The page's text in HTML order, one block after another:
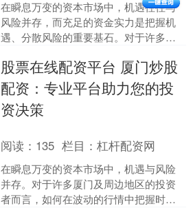
在瞬息万变的资本市场中，机遇往往与
风险并存，而充足的资金实力是把握机
遇、分散风险的重要基石。对于许多敏
限于自有资金时，专业的股....
股票在线配资平台 厦门炒股
配资：专业平台助力您的投
资决策
阅读： 135 栏目：杠杆配资网
在瞬息万变的资本市场中，机遇与风险
并存。对于许多厦门及周边地区的投资
者而言，如何在波动的行情中把握时